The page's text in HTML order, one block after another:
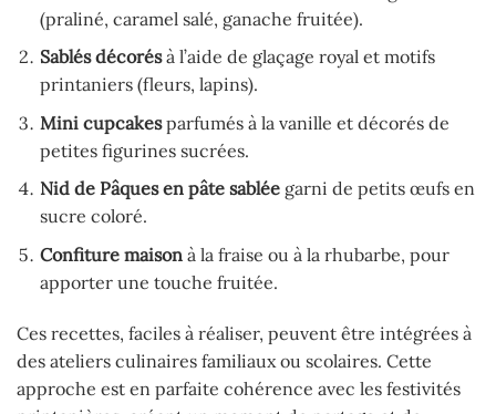
(praliné, caramel salé, ganache fruitée).
Sablés décorésà l’aide de glaçage royal et motifs
printaniers (fleurs, lapins).
Mini cupcakesparfumés à la vanille et décorés de
petites figurines sucrées.
Nid de Pâques en pâte sabléegarni de petits œufs en
sucre coloré.
Confiture maisonà la fraise ou à la rhubarbe, pour
apporter une touche fruitée.
Ces recettes, faciles à réaliser, peuvent être intégrées à
des ateliers culinaires familiaux ou scolaires. Cette
approche est en parfaite cohérence avec les festivités